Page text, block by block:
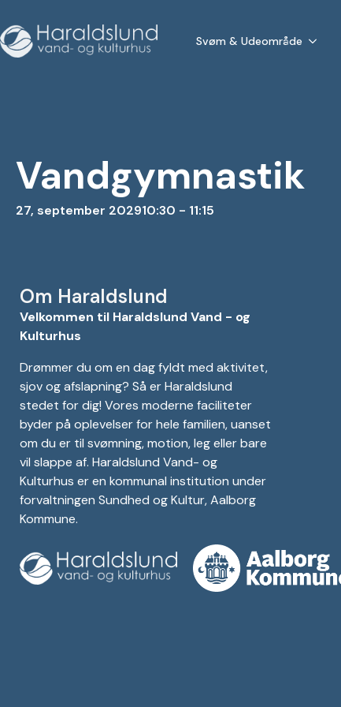
Svøm & Udeområde
Vandgymnastik
27, september 202910:30 - 11:15
Om Haraldslund
Velkommen til Haraldslund Vand - og
Kulturhus
Drømmer du om en dag fyldt med aktivitet,
sjov og afslapning? Så er Haraldslund
stedet for dig! Vores moderne faciliteter
byder på oplevelser for hele familien, uanset
om du er til svømning, motion, leg eller bare
vil slappe af. Haraldslund Vand- og
Kulturhus er en kommunal institution under
forvaltningen Sundhed og Kultur, Aalborg
Kommune.